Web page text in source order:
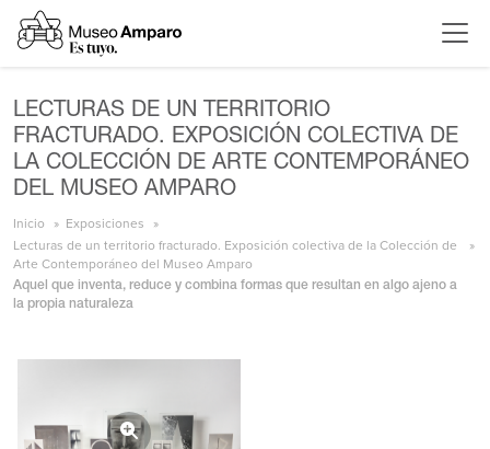
LECTURAS DE UN TERRITORIO
FRACTURADO. EXPOSICIÓN COLECTIVA DE
LA COLECCIÓN DE ARTE CONTEMPORÁNEO
DEL MUSEO AMPARO
Inicio
Exposiciones
Lecturas de un territorio fracturado. Exposición colectiva de la Colección de
Arte Contemporáneo del Museo Amparo
Aquel que inventa, reduce y combina formas que resultan en algo ajeno a
la propia naturaleza